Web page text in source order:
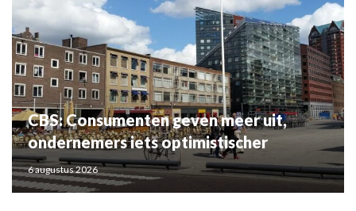
CBS: Consumenten geven meer uit,
ondernemers iets optimistischer
6 augustus 2026